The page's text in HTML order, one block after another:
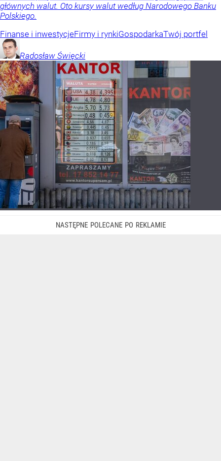
głównych walut. Oto kursy walut według Narodowego Banku
Polskiego.
Finanse i inwestycjeFirmy i rynkiGospodarkaTwój portfel
Radosław Święcki